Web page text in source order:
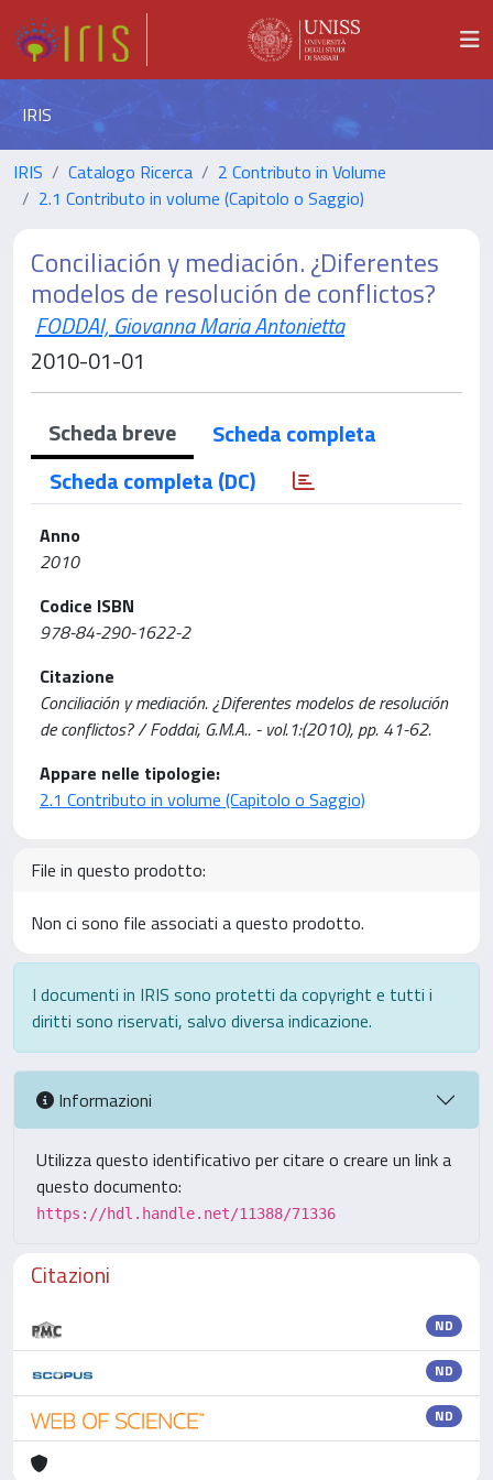
IRIS
IRIS Catalogo Ricerca
2 Contributo in Volume
2.1 Contributo in volume (Capitolo o Saggio)
Conciliación y mediación. ¿Diferentes
modelos de resolución de conflictos?
FODDAI, Giovanna Maria Antonietta
2010-01-01
Scheda breve
Scheda completa
Scheda completa (DC)
Anno
2010
Codice ISBN
978-84-290-1622-2
Citazione
Conciliación y mediación. ¿Diferentes modelos de resolución
de conflictos? / Foddai, G.M.A.. - vol.1:(2010), pp. 41-62.
Appare nelle tipologie:
2.1 Contributo in volume (Capitolo o Saggio)
File in questo prodotto:
Non ci sono file associati a questo prodotto.
I documenti in IRIS sono protetti da copyright e tutti i
diritti sono riservati, salvo diversa indicazione.
Informazioni
Utilizza questo identificativo per citare o creare un link a
questo documento:
https://hdl.handle.net/11388/71336
Citazioni
ND
ND
ND